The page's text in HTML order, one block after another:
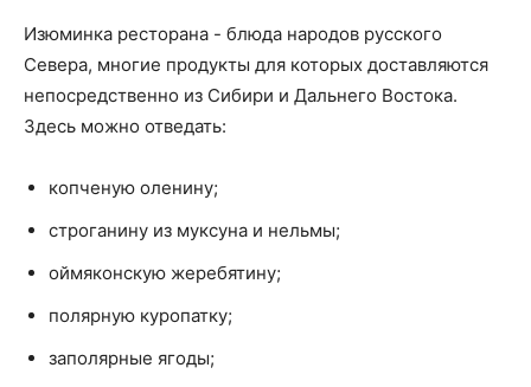
Изюминка ресторана - блюда народов русского
Севера, многие продукты для которых доставляются
непосредственно из Сибири и Дальнего Востока.
Здесь можно отведать:
копченую оленину;
строганину из муксуна и нельмы;
оймяконскую жеребятину;
полярную куропатку;
заполярные ягоды;